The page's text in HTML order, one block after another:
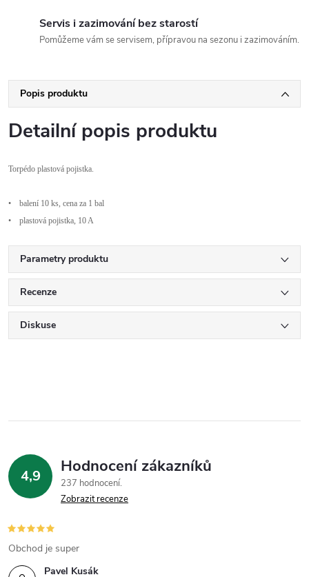
Servis i zazimování bez starostí
Pomůžeme vám se servisem, přípravou na sezonu i zazimováním.
Popis produktu
Detailní popis produktu
Torpédo plastová pojistka.
• balení 10 ks, cena za 1 bal
• plastová pojistka, 10 A
Parametry produktu
Recenze
Diskuse
4,9 Hodnocení zákazníků
237 hodnocení
Zobrazit recenze
Pavel Kusák
Obchod je super